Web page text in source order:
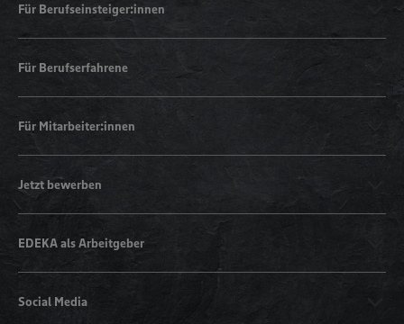
Für Berufseinsteiger:innen
Für Berufserfahrene
Für Mitarbeiter:innen
Jetzt bewerben
EDEKA als Arbeitgeber
Social Media